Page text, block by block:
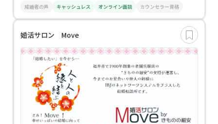
成婚者の声 キャッシュレス オンライン面談 カウンセラー資格
婚活サロン Move